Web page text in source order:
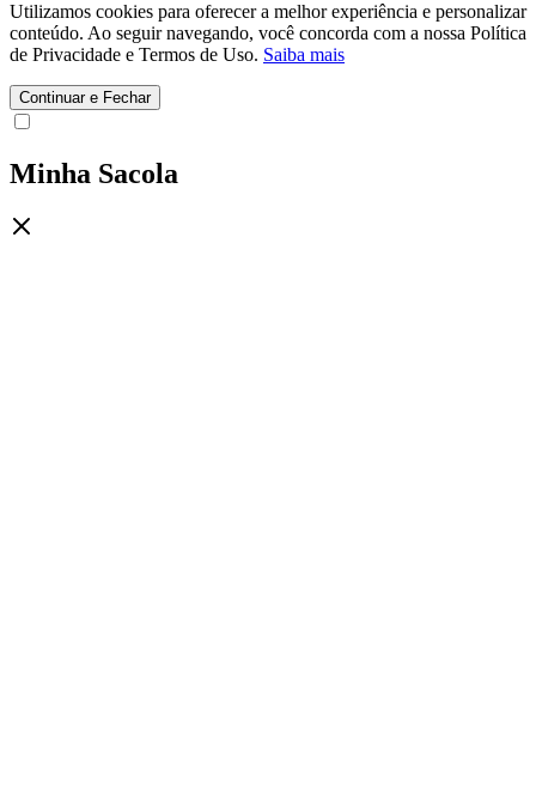
Utilizamos cookies para oferecer a melhor experiência e personalizar
conteúdo. Ao seguir navegando, você concorda com a nossa Política
de Privacidade e Termos de Uso. Saiba mais
Continuar e Fechar
Minha Sacola